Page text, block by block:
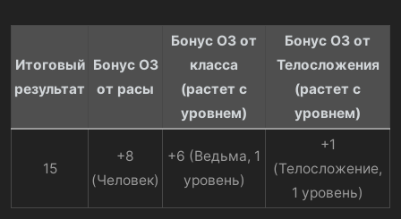
Итоговый
результат
Бонус ОЗ
от расы
Бонус ОЗ от
класса
(растет с
уровнем)
Бонус ОЗ от
Телосложения
(растет с
уровнем)
15​
+8
(Человек)​
+6 (Ведьма, 1
уровень)​
+1
(Телосложение,
1 уровень)​